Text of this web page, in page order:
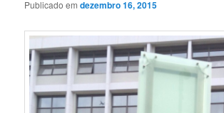
Publicado emdezembro 16, 2015